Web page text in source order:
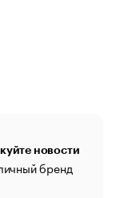
новости
бренд